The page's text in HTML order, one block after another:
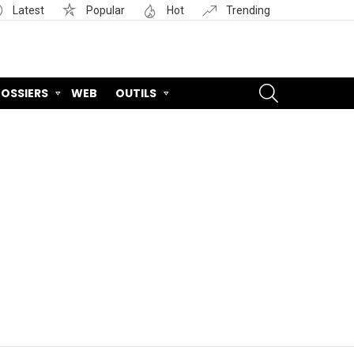
Latest Popular Hot Trending
WEB OUTILS